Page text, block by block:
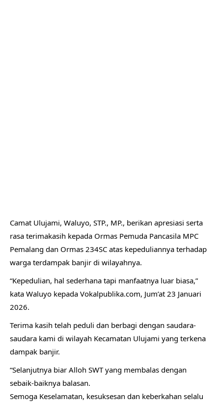
Camat Ulujami, Waluyo, STP., MP., berikan apresiasi serta
rasa terimakasih kepada Ormas Pemuda Pancasila MPC
Pemalang dan Ormas 234SC atas kepeduliannya terhadap
warga terdampak banjir di wilayahnya.
“Kepedulian, hal sederhana tapi manfaatnya luar biasa,”
kata Waluyo kepada Vokalpublika.com, Jum’at 23 Januari
2026.
Terima kasih telah peduli dan berbagi dengan saudara-
saudara kami di wilayah Kecamatan Ulujami yang terkena
dampak banjir.
“Selanjutnya biar Alloh SWT yang membalas dengan
sebaik-baiknya balasan.
Semoga Keselamatan, kesuksesan dan keberkahan selalu